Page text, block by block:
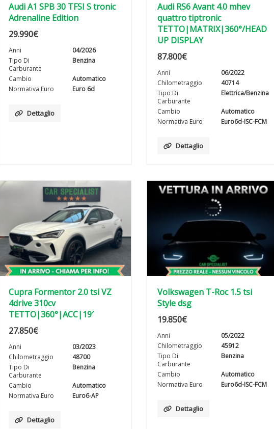
Audi A1 SPB 30 TFSI S tronic
Adrenaline Edition
29.990€
Anni
04/2026
Tipo Di
Carburante
Benzina
Cambio
Automatico
Normativa Euro
Euro 6d
Dettaglio
Audi RS6 Avant 4.0 mhev
quattro tiptronic
TETTO|MATRIX|360°/HEAD
UP DISPLAY
87.800€
Anni
06/2022
Chilometraggio
40714
Tipo Di
Carburante
Elettrica/Benzina
Cambio
Automatico
Normativa Euro
Euro6d-ISC-FCM
Dettaglio
Cupra Formentor 2.0 tsi VZ
4drive 310cv
TETTO|360°|ACC|19′
27.850€
Anni
03/2023
Chilometraggio
48700
Tipo Di
Carburante
Benzina
Cambio
Automatico
Normativa Euro
Euro6-AP
Dettaglio
Volkswagen T-Roc 1.5 tsi
Style dsg
19.850€
Anni
05/2022
Chilometraggio
45912
Tipo Di
Carburante
Benzina
Cambio
Automatico
Normativa Euro
Euro6d-ISC-FCM
Dettaglio